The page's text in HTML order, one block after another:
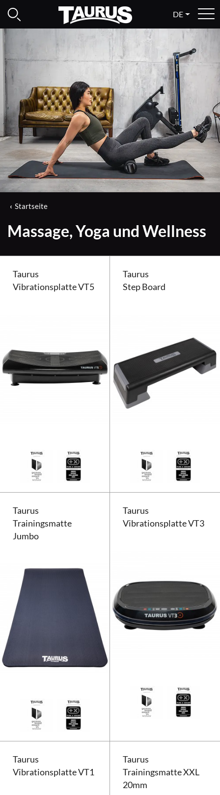
DE
Startseite
Massage, Yoga und Wellness
Taurus
Vibrationsplatte VT5
Taurus
Step Board
Taurus
Trainingsmatte
Jumbo
Taurus Trainingsmatte Jumbo
Taurus
Vibrationsplatte VT3
Taurus
Vibrationsplatte VT1
Taurus
Trainingsmatte XXL
20mm